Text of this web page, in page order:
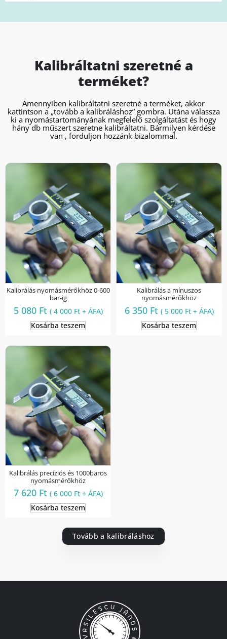
Kalibráltatni szeretné a
terméket?
Amennyiben kalibráltatni szeretné a terméket, akkor
kattintson a „tovább a kalibráláshoz” gombra. Utána válassza
ki a nyomástartományának megfelelő szolgáltatást és hogy
hány db műszert szeretne kalibráltatni. Bármilyen kérdése
van , forduljon hozzánk bizalommal.
Kalibrálás nyomásmérőkhöz 0-600
bar-ig
5 080 Ft ( 4 000 Ft+ ÁFA)
Kosárba teszem
Kalibrálás a mínuszos
nyomásmérőkhöz
6 350 Ft ( 5 000 Ft+ ÁFA)
Kosárba teszem
Kalibrálás precíziós és 1000baros
nyomásmérőkhöz
7 620 Ft ( 6 000 Ft+ ÁFA)
Kosárba teszem
Tovább a kalibráláshoz